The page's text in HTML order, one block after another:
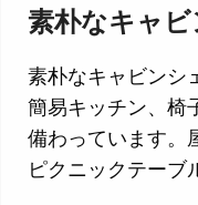
素朴なキャビ
素朴なキャビンシ
簡易キッチン、椅
備わっています。
ピクニックテーブ